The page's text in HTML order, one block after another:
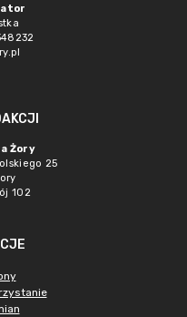
Żory
25
102